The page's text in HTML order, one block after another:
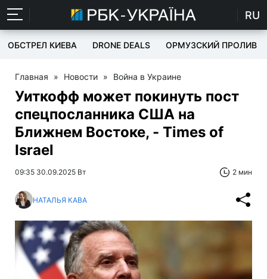
RU
ОБСТРЕЛ КИЕВА DRONE DEALS ОРМУЗСКИЙ ПРОЛИВ
Главная » Новости » Война в Украине
Уиткофф может покинуть пост
спецпосланника США на
Ближнем Востоке, - Times of
Israel
09:35 30.09.2025 Вт 2 мин
НАТАЛЬЯ КАВА